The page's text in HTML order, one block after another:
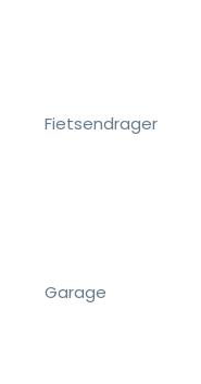
Fietsendrager
Garage